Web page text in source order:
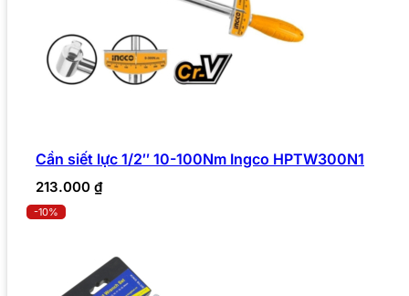
Cần siết lực 1/2″ 10-100Nm Ingco HPTW300N1
213.000 ₫
-10%